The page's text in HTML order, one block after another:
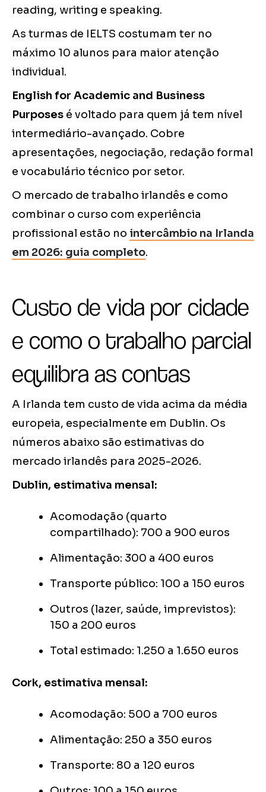
reading, writing e speaking.
As turmas de IELTS costumam ter no
máximo 10 alunos para maior atenção
individual.
English for Academic and Business
Purposes é voltado para quem já tem nível
intermediário-avançado. Cobre
apresentações, negociação, redação formal
e vocabulário técnico por setor.
O mercado de trabalho irlandês e como
combinar o curso com experiência
profissional estão no intercâmbio na Irlanda
em 2026: guia completo.
Custo de vida por cidade
e como o trabalho parcial
equilibra as contas
A Irlanda tem custo de vida acima da média
europeia, especialmente em Dublin. Os
números abaixo são estimativas do
mercado irlandês para 2025-2026.
Dublin, estimativa mensal:
Acomodação (quarto
compartilhado): 700 a 900 euros
Alimentação: 300 a 400 euros
Transporte público: 100 a 150 euros
Outros (lazer, saúde, imprevistos):
150 a 200 euros
Total estimado: 1.250 a 1.650 euros
Cork, estimativa mensal:
Acomodação: 500 a 700 euros
Alimentação: 250 a 350 euros
Transporte: 80 a 120 euros